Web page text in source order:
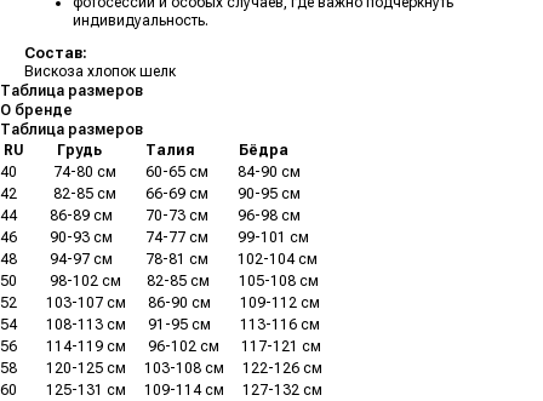
индивидуальность.
Состав:
Вискоза хлопок шелк
Таблица размеров
О бренде
Таблица размеров
RU Грудь Талия
Бёдра
40
74-80 см 60-65 см
84-90 см
42
82-85 см 66-69 см
90-95 см
44......... 86-89 см 70-73 см
96-98 см
46
90-93 см 74-77 см
99-101 см
48
94-97 см 78-81 см
102-104 см
50
98-102 см 82-85 см
105-108 см
52
103-107 см 86-90 см
109-112 см
54........ 108-113 см 91-95 см
113-116 см
56
114-119 см 96-102 см
117-121 см
58
120-125 см 103-108 см
122-126 см
60
125-131 см 109-114 см
127-132 см